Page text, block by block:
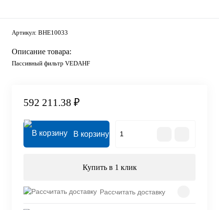
Артикул: BHE10033
Описание товара:
Пассивный фильтр VEDAHF
592 211.38 ₽
В корзину
Купить в 1 клик
Рассчитать доставку